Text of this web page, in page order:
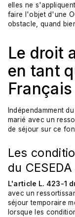
elles ne
faire l'objet d'une
obstacle, quand
Le droit
en tant
Français
Indépendamment
marié avec un
de séjour sur ce
Les
du CESEDA
L'article L. 423-1
avec un
séjour temporaire
lorsque les